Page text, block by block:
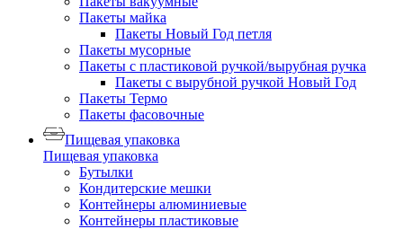
Пакеты майка
Пакеты Новый Год петля
Пакеты мусорные
Пакеты с пластиковой ручкой/вырубная ручка
Пакеты с вырубной ручкой Новый Год
Пакеты Термо
Пакеты фасовочные
Пищевая упаковка
Пищевая упаковка
Бутылки
Кондитерские мешки
Контейнеры алюминиевые
Контейнеры пластиковые